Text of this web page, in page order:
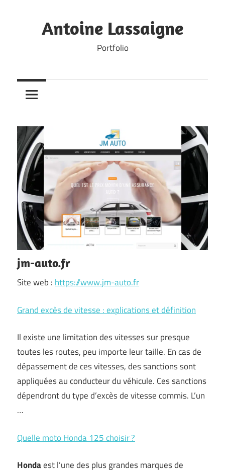
contentAntoine Lassaigne
Portfolio
jm-auto.fr
Site web : https://www.jm-auto.fr
Grand excès de vitesse : explications et définition
Il existe une limitation des vitesses sur presque
toutes les routes, peu importe leur taille. En cas de
dépassement de ces vitesses, des sanctions sont
appliquées au conducteur du véhicule. Ces sanctions
dépendront du type d’excès de vitesse commis. L’un
…
Quelle moto Honda 125 choisir ?
Hondaest l’une des plus grandes marques de